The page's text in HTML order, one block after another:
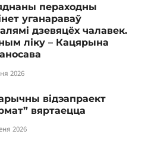
пераходны
уганараваў
дзевяцёх чалавек.
ліку – Кацярына
2026
відэапраект
вяртаецца
2026